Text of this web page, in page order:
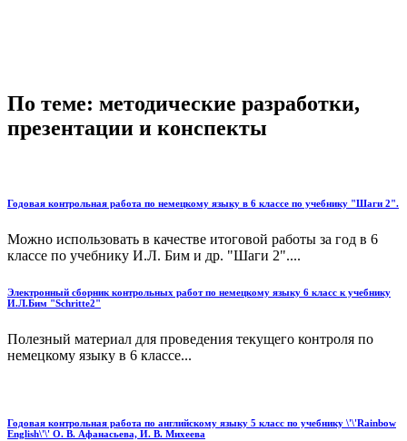
По теме: методические разработки,
презентации и конспекты
Годовая контрольная работа по немецкому языку в 6 классе по учебнику "Шаги 2".
Можно использовать в качестве итоговой работы за год в 6
классе по учебнику И.Л. Бим и др. "Шаги 2"....
Электронный сборник контрольных работ по немецкому языку 6 класс к учебнику
И.Л.Бим "Schritte2"
Полезный материал для проведения текущего контроля по
немецкому языку в 6 классе...
Годовая контрольная работа по английскому языку 5 класс по учебнику \'\'Rainbow
English\'\' О. В. Афанасьева, И. В. Михеева